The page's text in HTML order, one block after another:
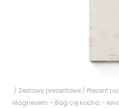
/ Zestawy prezentowe / Prezent
Magnesem – Bóg cię kocha –